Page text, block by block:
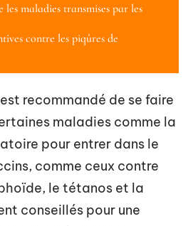
maladies transmises par les
contre les piqûres de
recommandé de se faire
maladies comme la
pour entrer dans le
comme ceux contre
le tétanos et la
conseillés pour une